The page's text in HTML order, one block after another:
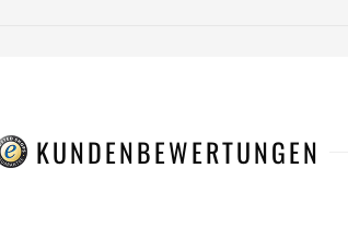
KUNDENBEWERTUNGEN